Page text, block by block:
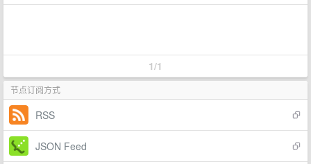
1/1
节点订阅方式
RSS
JSON Feed